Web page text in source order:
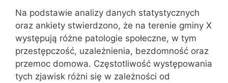
Na podstawie analizy danych statystycznych
oraz ankiety stwierdzono, że na terenie gminy X
występują różne patologie społeczne, w tym
przestępczość, uzależnienia, bezdomność oraz
przemoc domowa. Częstotliwość występowania
tych zjawisk różni się w zależności od